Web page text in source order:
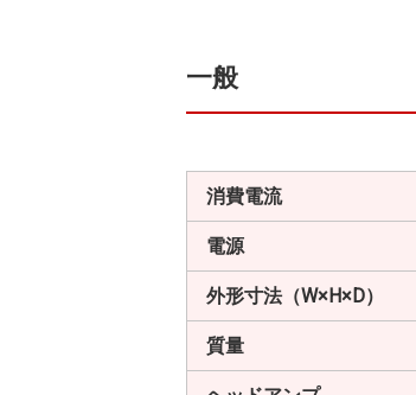
一般
消費電流
電源
外形寸法（W×H×D）
質量